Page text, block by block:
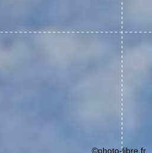
©photo-libre.fr